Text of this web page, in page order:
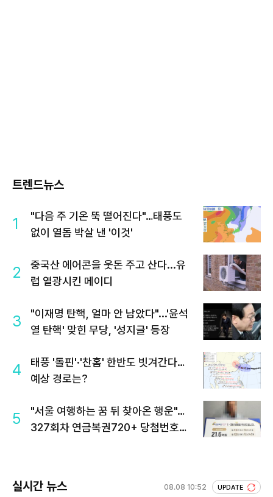
트렌드뉴스
1
"다음 주 기온 뚝 떨어진다"…태풍도
없이 열돔 박살 낸 '이것'
2
중국산 에어콘을 웃돈 주고 산다...유
럽 열광시킨 메이디
3
"이재명 탄핵, 얼마 안 남았다"...'윤석
열 탄핵' 맞힌 무당, '성지글' 등장
4
태풍 '돌핀'·'찬홈' 한반도 빗겨간다…
예상 경로는?
5
"서울 여행하는 꿈 뒤 찾아온 행운"…
327회차 연금복권720+ 당첨번호조
실시간 뉴스 08.08 10:52 UPDATE